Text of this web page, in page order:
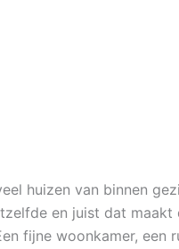
huizen van binnen
en juist dat maakt
fijne woonkamer, een